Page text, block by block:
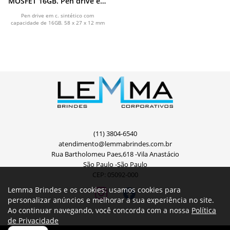
Pen drive em c. sintético com
capacidade de 16GB. 58 x 27 x 12 mm
(11) 3804-6540
atendimento@lemmabrindes.com.br
Rua Bartholomeu Paes,618 -Vila Anastácio
São Paulo -São Paulo
CEP: 05092-000
Lemma Brindes e os cookies: usamos cookies para
personalizar anúncios e melhorar a sua experiência no site.
Ao continuar navegando, você concorda com a nossa Política
de Privacidade